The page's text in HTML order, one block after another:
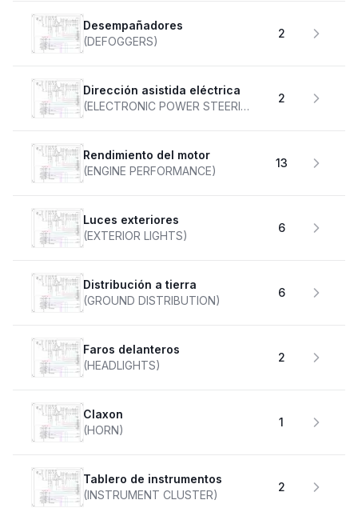
desempañadores
(DEFOGGERS)
2
Dirección asistida eléctrica
(ELECTRONIC POWER STEERING)
2
Rendimiento del motor
(ENGINE PERFORMANCE)
13
Luces exteriores
(EXTERIOR LIGHTS)
6
Distribución a tierra
(GROUND DISTRIBUTION)
6
faros delanteros
(HEADLIGHTS)
2
claxon
(HORN)
1
Tablero de instrumentos
(INSTRUMENT CLUSTER)
2